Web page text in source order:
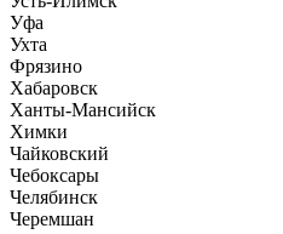
Уфа
Ухта
Фрязино
Хабаровск
Ханты-Мансийск
Химки
Чайковский
Чебоксары
Челябинск
Черемшан